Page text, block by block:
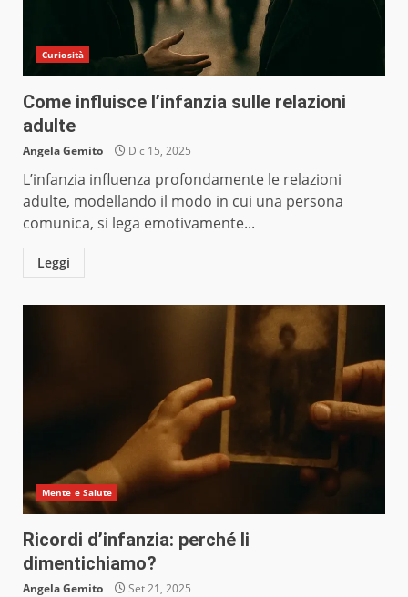
Curiosità
Come influisce l’infanzia sulle relazioni
adulte
Angela Gemito Dic 15, 2025
L’infanzia influenza profondamente le relazioni
adulte, modellando il modo in cui una persona
comunica, si lega emotivamente...
Leggi
Mente e Salute
Ricordi d’infanzia: perché li
dimentichiamo?
Angela Gemito Set 21, 2025